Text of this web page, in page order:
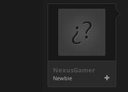
NexusGamer
Newbie